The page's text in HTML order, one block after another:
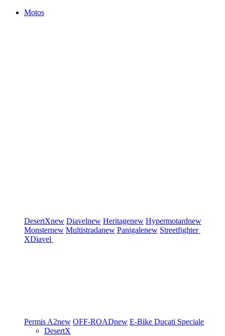
Motos
DesertXnew Diavelnew Heritagenew Hypermotardnew
Monsternew Multistradanew Panigalenew Streetfighter
XDiavel
Permis A2new OFF-ROADnew E-Bike Ducati Speciale
DesertX